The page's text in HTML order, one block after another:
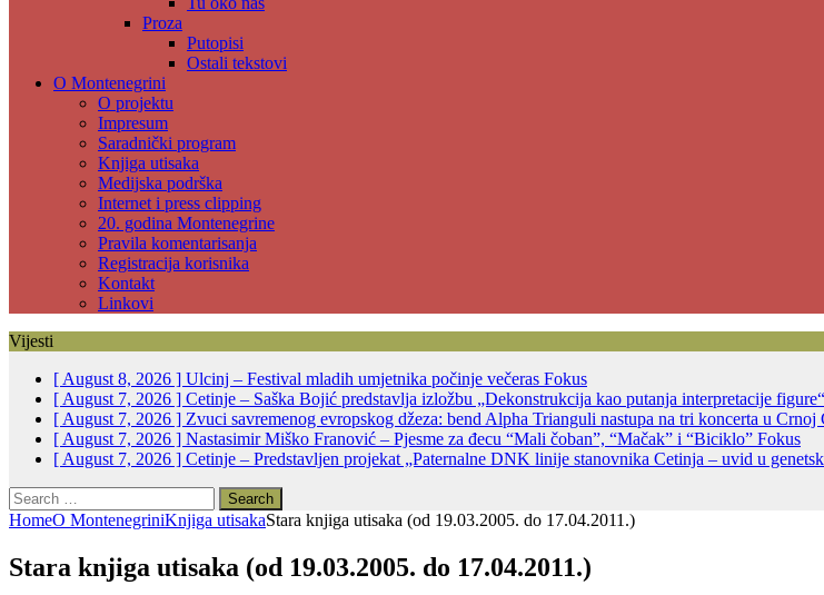
Proza
Putopisi
Ostali tekstovi
O Montenegrini
O projektu
Impresum
Saradnički program
Knjiga utisaka
Medijska podrška
Internet i press clipping
20. godina Montenegrine
Pravila komentarisanja
Registracija korisnika
Kontakt
Linkovi
Vijesti
[ August 8, 2026 ] Ulcinj – Festival mladih umjetnika počinje večeras Fokus
[ August 7, 2026 ] Cetinje – Saška Bojić predstavlja izložbu „Dekonstrukcija kao putanja interpretacije figure“
[ August 7, 2026 ] Zvuci savremenog evropskog džeza: bend Alpha Trianguli nastupa na tri koncerta u Crnoj
[ August 7, 2026 ] Nastasimir Miško Franović – Pjesme za đecu “Mali čoban”, “Mačak” i “Biciklo” Fokus
[ August 7, 2026 ] Cetinje – Predstavljen projekat „Paternalne DNK linije stanovnika Cetinja – uvid u
Search
for:
HomeO MontenegriniKnjiga utisakaStara knjiga utisaka (od 19.03.2005. do 17.04.2011.)
Stara knjiga utisaka (od 19.03.2005. do 17.04.2011.)